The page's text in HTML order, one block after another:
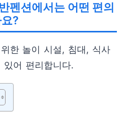
펜션에서는 어떤 편의
?
한 놀이 시설, 침대, 식사
있어 편리합니다.